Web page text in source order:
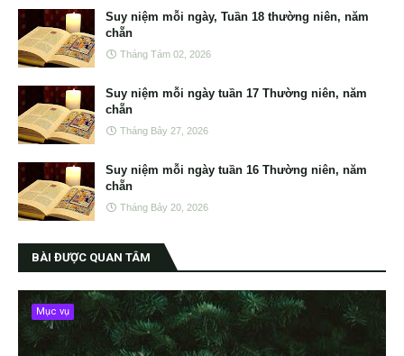
Suy niệm mỗi ngày, Tuần 18 thường niên, năm
chẵn
Tháng Tám 02, 2026
Suy niệm mỗi ngày tuần 17 Thường niên, năm
chẵn
Tháng Bảy 27, 2026
Suy niệm mỗi ngày tuần 16 Thường niên, năm
chẵn
Tháng Bảy 20, 2026
BÀI ĐƯỢC QUAN TÂM
Mục vụ